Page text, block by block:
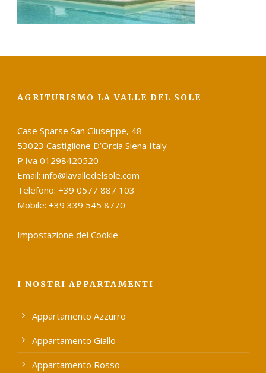
AGRITURISMO LA VALLE DEL SOLE
Case Sparse San Giuseppe, 48
53023 Castiglione D’Orcia Siena Italy
P.Iva 01298420520
Email: info@lavalledelsole.com
Telefono: +39 0577 887 103
Mobile: +39 339 545 8770
Impostazione dei Cookie
I NOSTRI APPARTAMENTI
Appartamento Azzurro
Appartamento Giallo
Appartamento Rosso